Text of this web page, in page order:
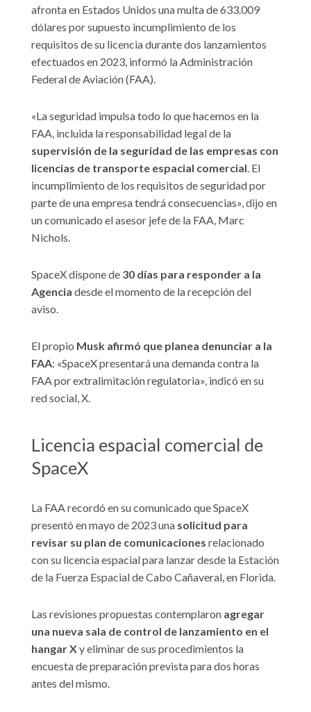
afronta en Estados Unidos una multa de 633.009
dólares por supuesto incumplimiento de los
requisitos de su licencia durante dos lanzamientos
efectuados en 2023, informó la Administración
Federal de Aviación (FAA).
«La seguridad impulsa todo lo que hacemos en la
FAA, incluida la responsabilidad legal de la
supervisión de la seguridad de las empresas con
licencias de transporte espacial comercial. El
incumplimiento de los requisitos de seguridad por
parte de una empresa tendrá consecuencias», dijo en
un comunicado el asesor jefe de la FAA, Marc
Nichols.
SpaceX dispone de 30 días para responder a la
Agencia desde el momento de la recepción del
aviso.
El propio Musk afirmó que planea denunciar a la
FAA: «SpaceX presentará una demanda contra la
FAA por extralimitación regulatoria», indicó en su
red social, X.
Licencia espacial comercial de
SpaceX
La FAA recordó en su comunicado que SpaceX
presentó en mayo de 2023 una solicitud para
revisar su plan de comunicaciones relacionado
con su licencia espacial para lanzar desde la Estación
de la Fuerza Espacial de Cabo Cañaveral, en Florida.
Las revisiones propuestas contemplaron agregar
una nueva sala de control de lanzamiento en el
hangar Xy eliminar de sus procedimientos la
encuesta de preparación prevista para dos horas
antes del mismo.